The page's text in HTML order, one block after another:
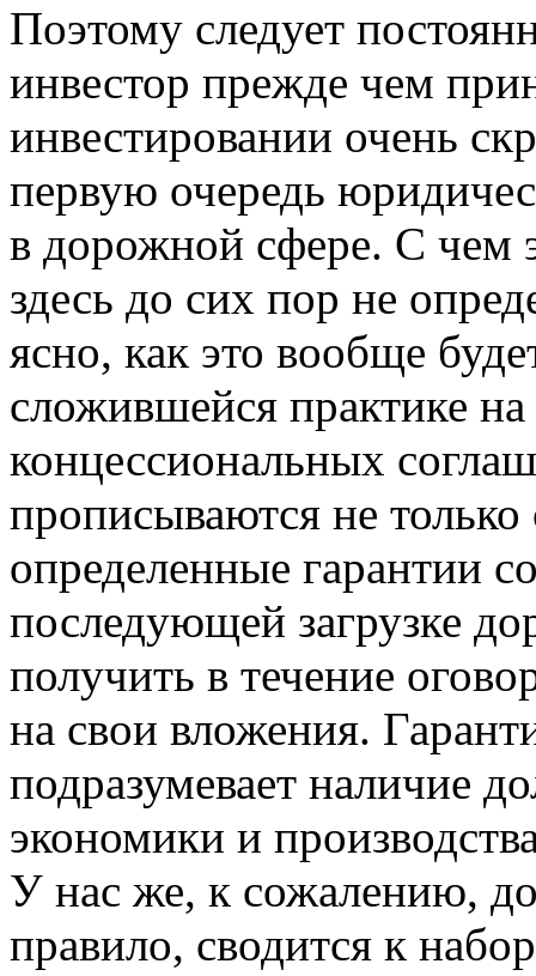
Поэтому следует
инвестор прежде чем
инвестировании очень
первую очередь
в дорожной сфере. С чем
здесь до сих пор не
ясно, как это вообще
сложившейся практике
концессиональных
прописываются не
определенные гарантии
последующей загрузке
получить в течение
на свои вложения.
подразумевает наличие
экономики и
У нас же, к сожалению,
правило, сводится к